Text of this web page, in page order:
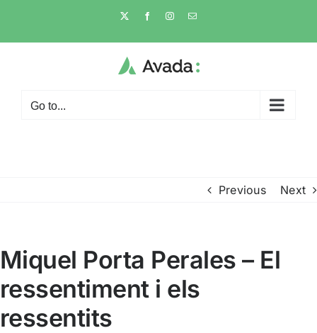
content
X FacebookInstagramEmail
Go to...
Previous Next
Miquel Porta Perales – El
ressentiment i els
ressentits